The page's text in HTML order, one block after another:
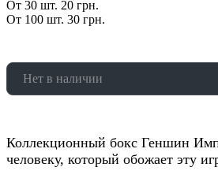
От 30 шт. 20 грн.
От 100 шт. 30 грн.
Нет в наличии
Коллекционный бокс Геншин
человеку, который обожает эту